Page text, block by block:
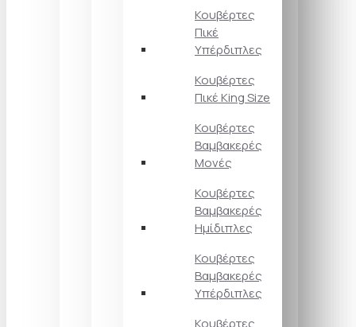
Κουβέρτες
Πικέ
Υπέρδιπλες
Κουβέρτες
Πικέ King Size
Κουβέρτες
Βαμβακερές
Μονές
Κουβέρτες
Βαμβακερές
Ημίδιπλες
Κουβέρτες
Βαμβακερές
Υπέρδιπλες
Κουβέρτες